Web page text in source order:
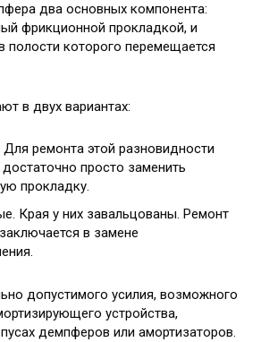
два основных компонента:
фрикционной прокладкой, и
полости которого перемещается
в двух вариантах:
ремонта этой разновидности
просто заменить
прокладку.
Края у них завальцованы. Ремонт
в замене
допустимого усилия, возможного
устройства,
демпферов или амортизаторов.